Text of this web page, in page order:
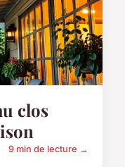
clos
9 min de lecture →